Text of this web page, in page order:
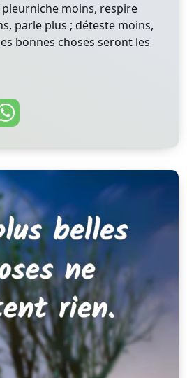
moins, respire
parle plus ; déteste moins,
bonnes choses seront les